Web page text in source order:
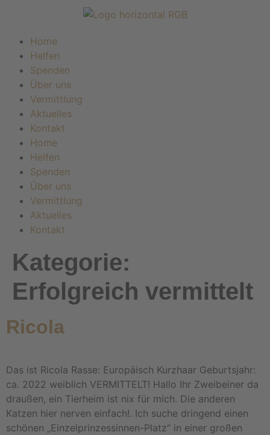
Home
Helfen
Spenden
Über uns
Vermittlung
Aktuelles
Kontakt
Home
Helfen
Spenden
Über uns
Vermittlung
Aktuelles
Kontakt
Kategorie:
Erfolgreich vermittelt
Ricola
Das ist Ricola Rasse: Europäisch Kurzhaar Geburtsjahr:
ca. 2022 weiblich VERMITTELT! Hallo Ihr Zweibeiner da
draußen, ein Tierheim ist nix für mich. Die anderen
Katzen hier nerven einfach!. Ich suche dringend einen
schönen „Einzelprinzessinnen-Platz“ in einer großen